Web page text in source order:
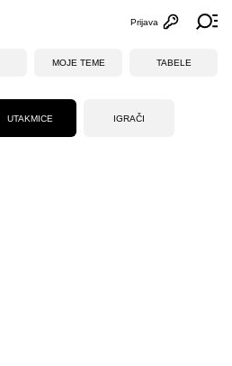
Otvori
Prijava
MOJE TEME TABELE
UTAKMICE IGRAČI